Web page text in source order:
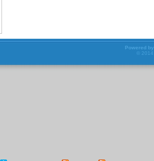
Powered by
©